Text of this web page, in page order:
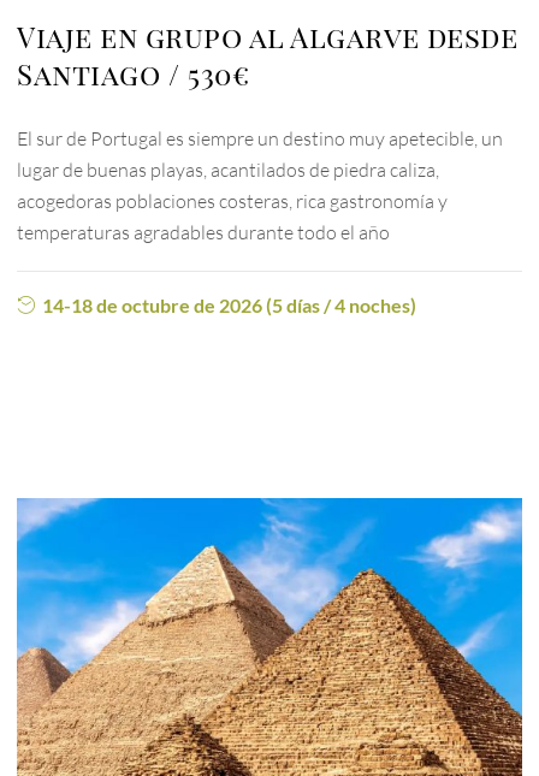
Viaje en grupo al Algarve desde
Santiago
530€
El sur de Portugal es siempre un destino muy apetecible, un
lugar de buenas playas, acantilados de piedra caliza,
acogedoras poblaciones costeras, rica gastronomía y
temperaturas agradables durante todo el año
14-18 de octubre de 2026 (5 días / 4 noches)